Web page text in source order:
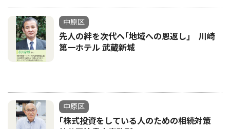
中原区
先人の絆を次代へ｢地域への恩返し｣ 川崎
第一ホテル 武蔵新城
中原区
｢株式投資をしている人のための相続対策